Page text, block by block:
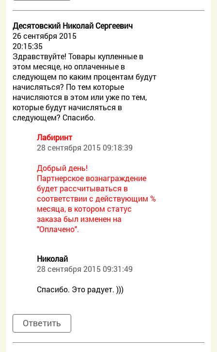
Десятовский Николай Сергеевич
26 сентября 2015
20:15:35
Здравствуйте! Товары купленные в
этом месяце, но оплаченные в
следующем по каким процентам будут
начисляться? По тем которые
начисляются в этом или уже по тем,
которые будут начисляться в
следующем? Спасибо.
Лабиринт
28 сентября 2015 09:18:39
Добрый день!
Партнерское вознаграждение
будет рассчитываться в
соответствии с действующим %
месяца, в котором статус
заказа был изменен на
"Оплачено".
Николай
28 сентября 2015 09:31:49
Спасибо. Это радует. )))
Ответить